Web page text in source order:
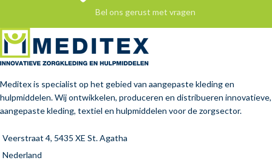
Bel ons gerust met vragen
Meditex is specialist op het gebied van aangepaste kleding en
hulpmiddelen. Wij ontwikkelen, produceren en distribueren innovatieve,
aangepaste kleding, textiel en hulpmiddelen voor de zorgsector.
Veerstraat 4, 5435 XE St. Agatha
Nederland